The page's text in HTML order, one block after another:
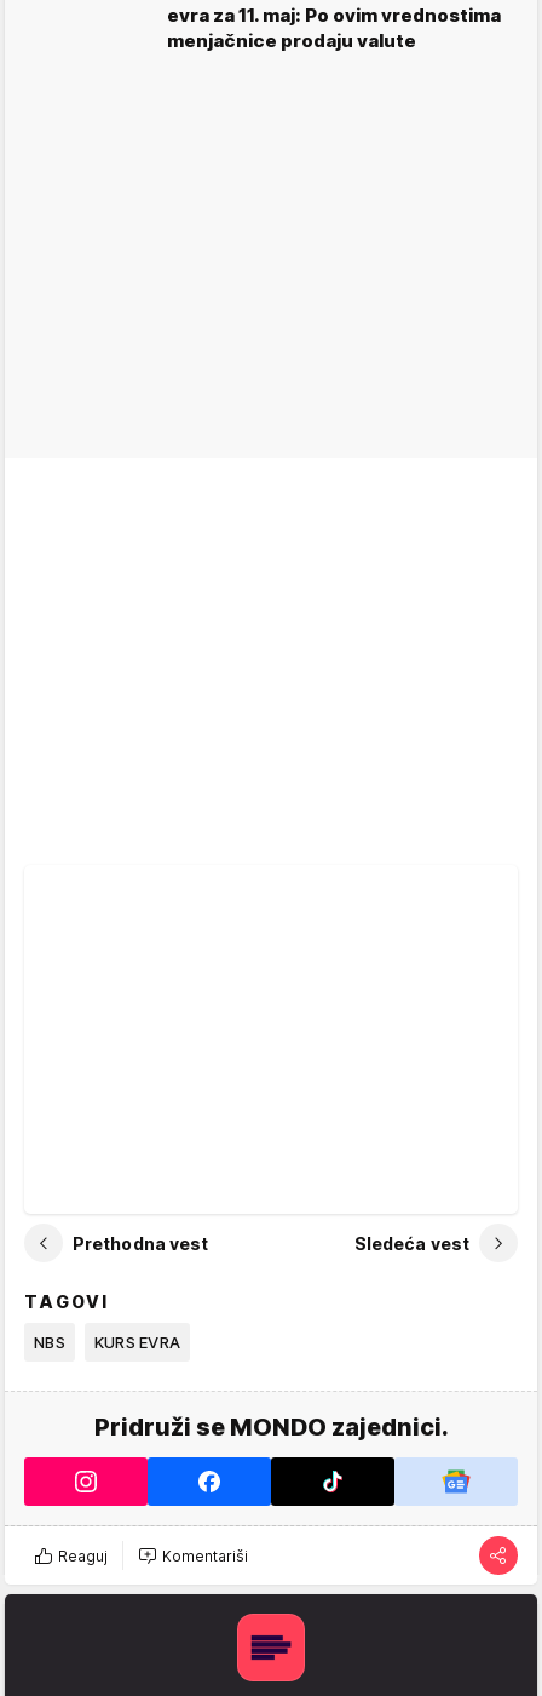
evra za 11. maj: Po ovim vrednostima
menjačnice prodaju valute
Prethodna vest Sledeća vest
TAGOVI
NBS KURS EVRA
Pridruži se MONDO zajednici.
Reaguj Komentariši